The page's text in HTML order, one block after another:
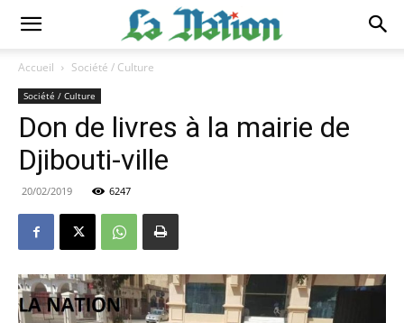
Accueil Société / Culture
Société / Culture
Don de livres à la mairie de
Djibouti-ville
20/02/2019 6247